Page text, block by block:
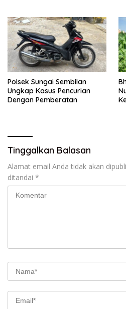
Polsek Sungai Sembilan
Ungkap Kasus Pencurian
Dengan Pemberatan
Tinggalkan Balasan
Alamat email Anda tidak akan
ditandai *